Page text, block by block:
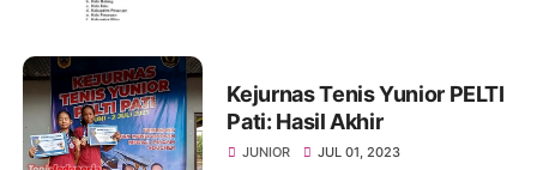
Kejurnas Tenis Yunior PELTI
Pati: Hasil Akhir
JUNIOR JUL 01, 2023